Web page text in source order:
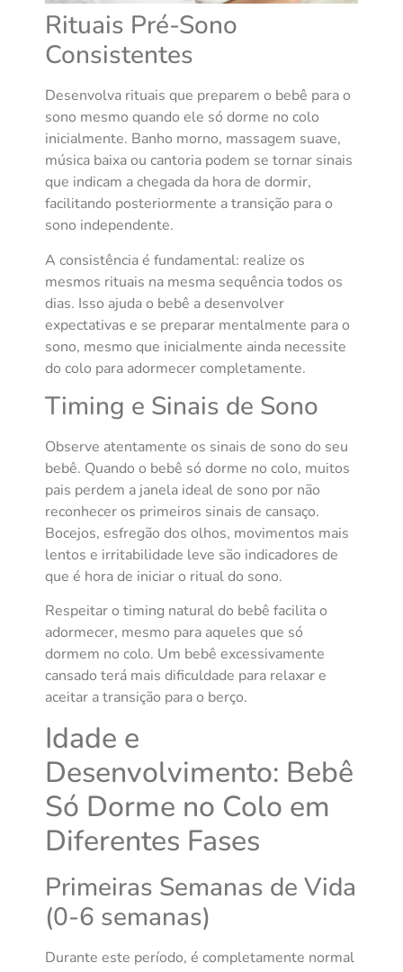
Rituais Pré-Sono
Consistentes
Desenvolva rituais que preparem o bebê para o
sono mesmo quando ele só dorme no colo
inicialmente. Banho morno, massagem suave,
música baixa ou cantoria podem se tornar sinais
que indicam a chegada da hora de dormir,
facilitando posteriormente a transição para o
sono independente.
A consistência é fundamental: realize os
mesmos rituais na mesma sequência todos os
dias. Isso ajuda o bebê a desenvolver
expectativas e se preparar mentalmente para o
sono, mesmo que inicialmente ainda necessite
do colo para adormecer completamente.
Timing e Sinais de Sono
Observe atentamente os sinais de sono do seu
bebê. Quando o bebê só dorme no colo, muitos
pais perdem a janela ideal de sono por não
reconhecer os primeiros sinais de cansaço.
Bocejos, esfregão dos olhos, movimentos mais
lentos e irritabilidade leve são indicadores de
que é hora de iniciar o ritual do sono.
Respeitar o timing natural do bebê facilita o
adormecer, mesmo para aqueles que só
dormem no colo. Um bebê excessivamente
cansado terá mais dificuldade para relaxar e
aceitar a transição para o berço.
Idade e
Desenvolvimento: Bebê
Só Dorme no Colo em
Diferentes Fases
Primeiras Semanas de Vida
(0-6 semanas)
Durante este período, é completamente normal